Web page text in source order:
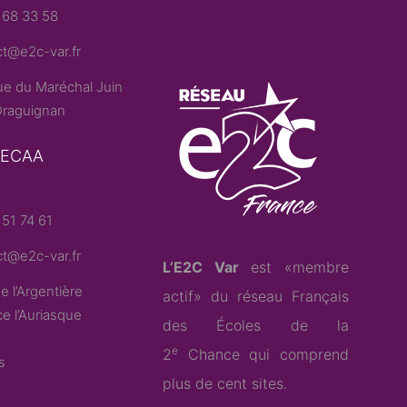
33 58
var.fr
du Maréchal Juin
74 61
var.fr
l’Argentière
l’Auriasque
L’E2C Varest «membre
actif» du réseau Français
des Écoles de la
2e Chancequi comprend
plus de cent sites.